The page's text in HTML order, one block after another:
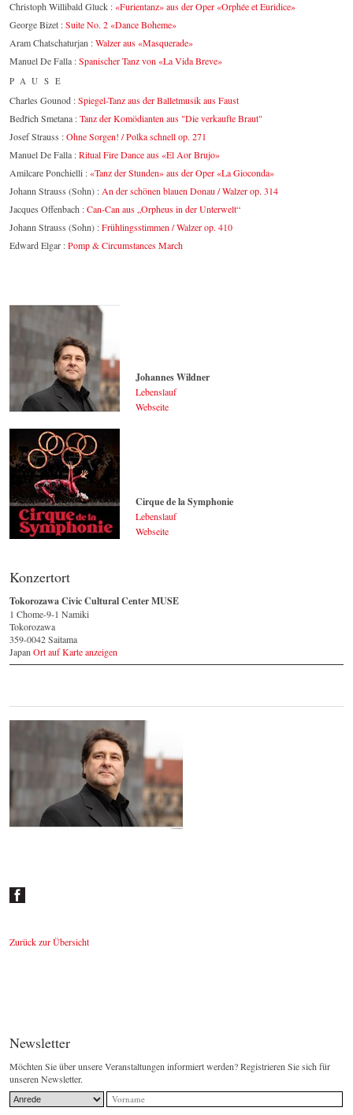
Christoph Willibald Gluck :«Furientanz» aus der Oper «Orphée et Euridice»
George Bizet :Suite No. 2 «Dance Boheme»
Aram Chatschaturjan :Walzer aus «Masquerade»
Manuel De Falla :Spanischer Tanz von «La Vida Breve»
PAUSE
Charles Gounod :Spiegel-Tanz aus der Balletmusik aus Faust
Bedřich Smetana :Tanz der Komödianten aus "Die verkaufte Braut"
Josef Strauss :Ohne Sorgen! / Polka schnell op. 271
Manuel De Falla :Ritual Fire Dance aus «El Aor Brujo»
Amilcare Ponchielli :«Tanz der Stunden» aus der Oper «La Gioconda»
Johann Strauss (Sohn) : An der schönen blauen Donau / Walzer op. 314
Jacques Offenbach :Can-Can aus „Orpheus in der Unterwelt“
Johann Strauss (Sohn) :Frühlingsstimmen / Walzer op. 410
Edward Elgar :Pomp & Circumstances March
© by Lukas Beck
Johannes Wildner
Lebenslauf
Webseite
Symphonie
Cirque de la Symphonie
Lebenslauf
Webseite
Konzertort
Tokorozawa Civic Cultural Center MUSE
1 Chome-9-1 Namiki
Tokorozawa
359-0042 Saitama
Japan Ort auf Karte anzeigen
Zurück zur Übersicht
Newsletter
Möchten Sie über unsere Veranstaltungen informiert werden? Registrieren Sie sich für
unseren Newsletter.